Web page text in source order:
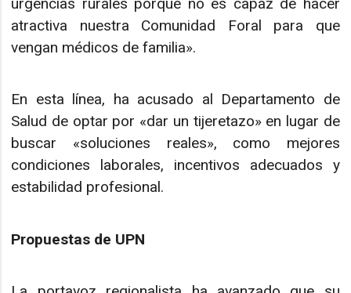
atractiva nuestra Comunidad Foral para que
vengan médicos de familia».
En esta línea, ha acusado al Departamento de
Salud de optar por «dar un tijeretazo» en lugar de
buscar «soluciones reales», como mejores
condiciones laborales, incentivos adecuados y
estabilidad profesional.
Propuestas de UPN